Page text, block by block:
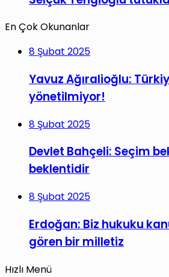
En Çok Okunanlar
8 Şubat 2025
Yavuz Ağıralioğlu:
yönetilmiyor!
8 Şubat 2025
Devlet Bahçeli: Seçim
beklentidir
8 Şubat 2025
Erdoğan: Biz hukuku
gören bir milletiz
Hızlı Menü